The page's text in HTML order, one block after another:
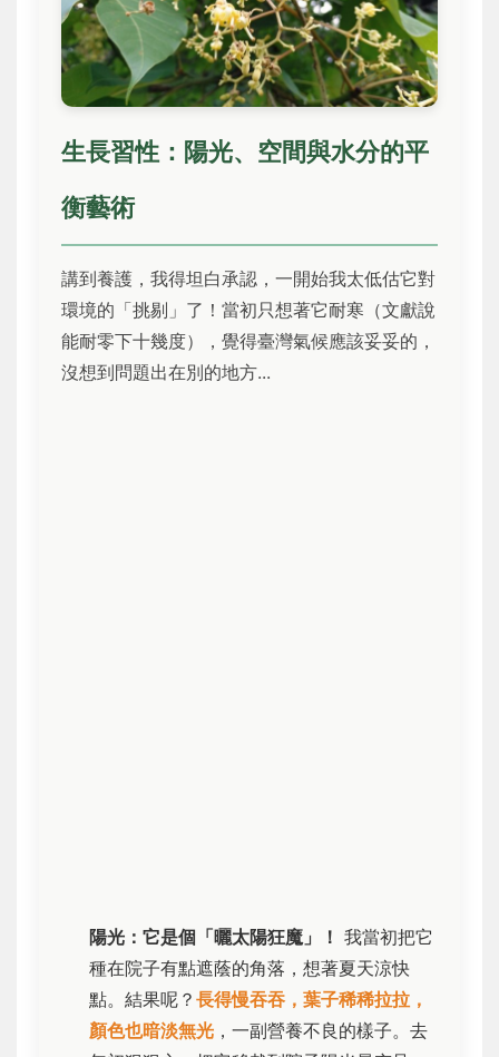
生長習性：陽光、空間與水分的平
衡藝術
講到養護，我得坦白承認，一開始我太低估它對
環境的「挑剔」了！當初只想著它耐寒（文獻說
能耐零下十幾度），覺得臺灣氣候應該妥妥的，
沒想到問題出在別的地方...
陽光：它是個「曬太陽狂魔」！ 我當初把它
種在院子有點遮蔭的角落，想著夏天涼快
點。結果呢？ 長得慢吞吞，葉子稀稀拉拉，
顏色也暗淡無光 ，一副營養不良的樣子。去